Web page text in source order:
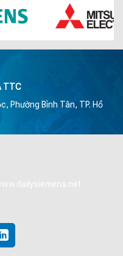
TTC
Phường Bình Tân, TP. Hồ